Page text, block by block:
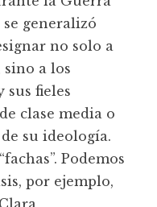
generalizó
no solo a
sino a los
sus fieles
clase media o
su ideología.
Podemos
por ejemplo,